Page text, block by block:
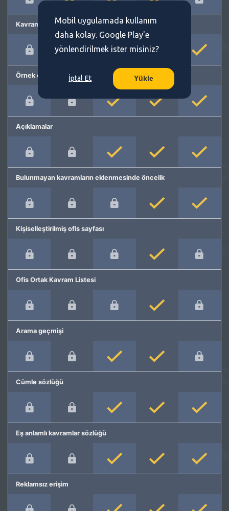
Kavram önerme
Örnek cümleler
Açıklamalar
Bulunmayan kavramların eklenmesinde öncelik
Kişiselleştirilmiş ofis sayfası
Ofis Ortak Kavram Listesi
Arama geçmişi
Cümle sözlüğü
Eş anlamlı kavramlar sözlüğü
Reklamsız erişim
Mobil uygulamada kullanım
daha kolay. Google Play'e
yönlendirilmek ister misiniz?
İptal Et Yükle